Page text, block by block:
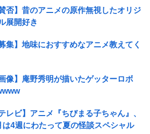
賛否】昔のアニメの原作無視したオリジ
展開好き
募集】地味におすすめなアニメ教えてく
画像】庵野秀明が描いたゲッターロボ
テレビ】アニメ『ちびまる子ちゃん』、
は4週にわたって夏の怪談スペシャル